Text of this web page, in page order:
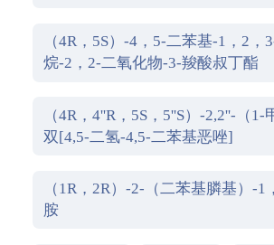
（4R，5S）-4，5-二苯基-1，2，
烷-2，2-二氧化物-3-羧酸叔丁酯
（4R，4''R，5S，5''S）-2,2''-（1-
双[4,5-二氢-4,5-二苯基恶唑]
（1R，2R）-2-（二苯基膦基）-1
胺